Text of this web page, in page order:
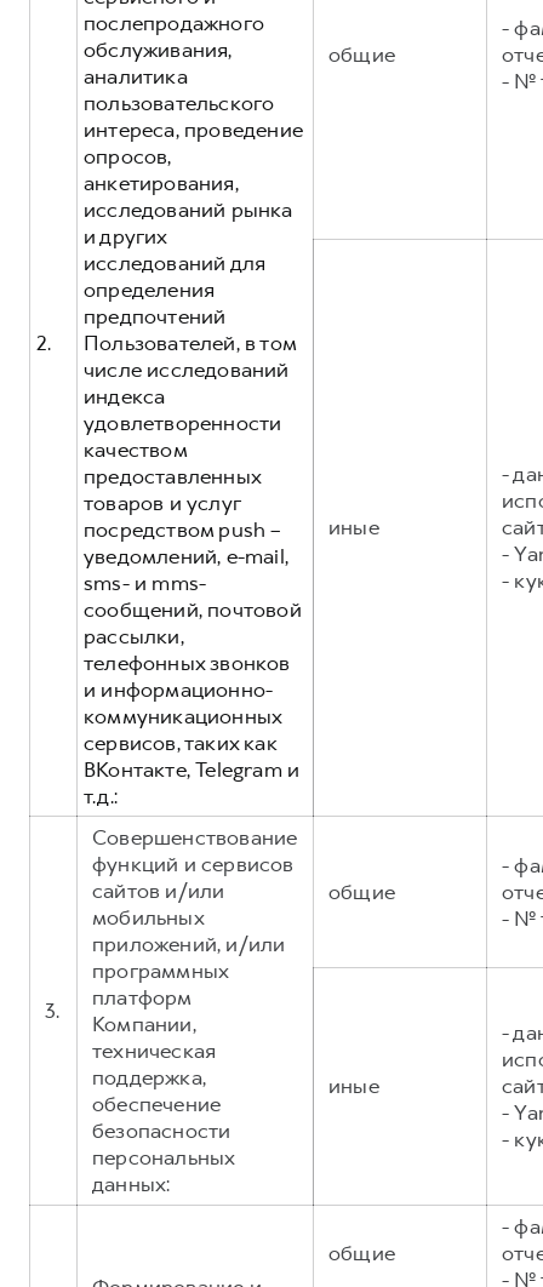
2.
послепродажного
обслуживания,
аналитика
пользовательского
интереса, проведение
опросов,
анкетирования,
исследований рынка
и других
исследований для
определения
предпочтений
Пользователей, в том
числе исследований
индекса
удовлетворенности
качеством
предоставленных
товаров и услуг
посредством push –
уведомлений, e-mail,
sms- и mms-
сообщений, почтовой
рассылки,
телефонных звонков
и информационно-
коммуникационных
сервисов, таких как
ВКонтакте, Telegram и
т.д.:
общие
-
- №
иные
-
-
-
3.
Совершенствование
функций и сервисов
сайтов и/или
мобильных
приложений, и/или
программных
платформ
Компании,
техническая
поддержка,
обеспечение
безопасности
персональных
данных:
общие
-
- №
иные
-
-
-
общие
-
- №